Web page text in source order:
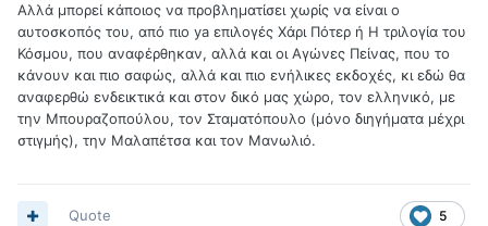
Αλλά μπορεί κάποιος να προβληματίσει χωρίς να είναι ο
αυτοσκοπός του, από πιο ya επιλογές Χάρι Πότερ ή Η τριλογία του
Κόσμου, που αναφέρθηκαν, αλλά και οι Αγώνες Πείνας, που το
κάνουν και πιο σαφώς, αλλά και πιο ενήλικες εκδοχές, κι εδώ θα
αναφερθώ ενδεικτικά και στον δικό μας χώρο, τον ελληνικό, με
την Μπουραζοπούλου, τον Σταματόπουλο (μόνο διηγήματα μέχρι
στιγμής), την Μαλαπέτσα και τον Μανωλιό.
5
Quote